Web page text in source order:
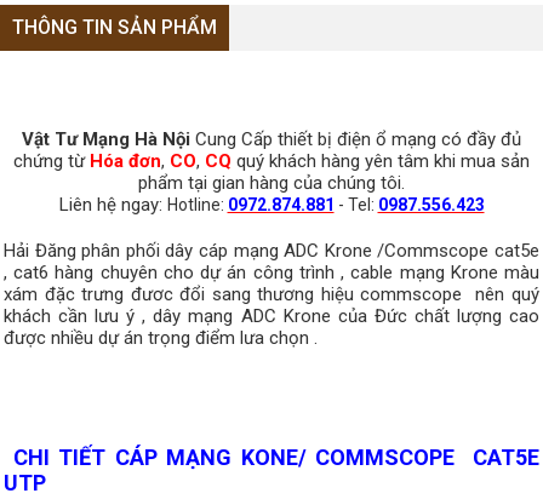
THÔNG TIN SẢN PHẨM
Vật Tư Mạng Hà Nội Cung Cấp thiết bị điện ổ mạng có đầy đủ
chứng từ Hóa đơn, CO, CQ quý khách hàng yên tâm khi mua sản
phẩm tại gian hàng của chúng tôi.
Liên hệ ngay: Hotline: 0972.874.881 - Tel: 0987.556.423
Hải Đăng phân phối dây cáp mạng ADC Krone /Commscope cat5e
, cat6 hàng chuyên cho dự án công trình , cable mạng Krone màu
xám đặc trưng đươc đổi sang thương hiệu commscope nên quý
khách cần lưu ý , dây mạng ADC Krone của Đức chất lượng cao
được nhiều dự án trọng điểm lưa chọn .
CHI TIẾT CÁP MẠNG KONE/ COMMSCOPE CAT5E
UTP